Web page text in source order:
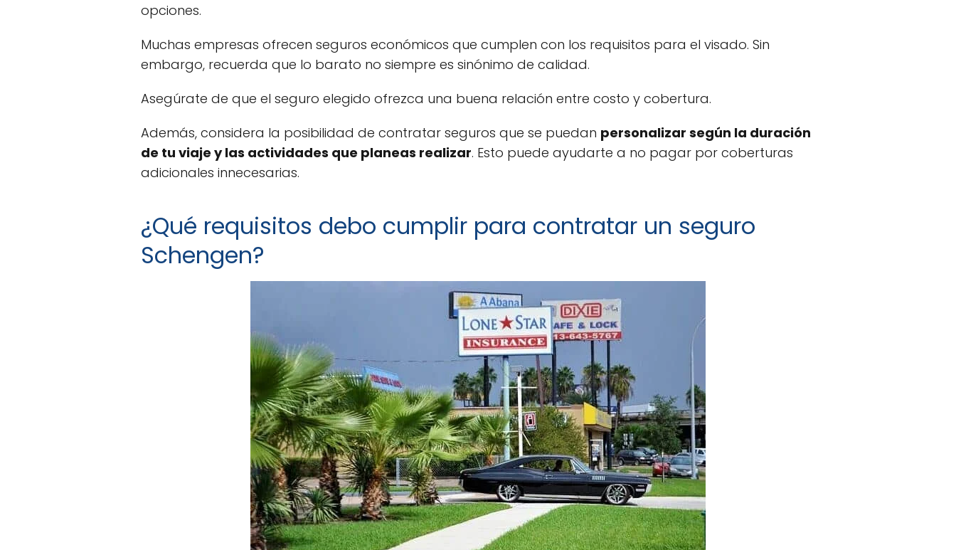
opciones.
Muchas empresas ofrecen seguros económicos que cumplen con los requisitos para el visado. Sin
embargo, recuerda que lo barato no siempre es sinónimo de calidad.
Asegúrate de que el seguro elegido ofrezca una buena relación entre costo y cobertura.
Además, considera la posibilidad de contratar seguros que se puedan personalizar según la duración
de tu viaje y las actividades que planeas realizar. Esto puede ayudarte a no pagar por coberturas
adicionales innecesarias.
¿Qué requisitos debo cumplir para contratar un seguro
Schengen?